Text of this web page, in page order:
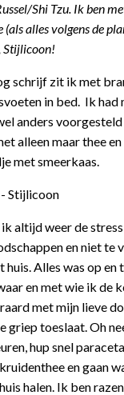
Shi Tzu. Ik ben
(als alles volgens de
Stijlicoon!
schrijf zit ik met
in bed. Ik had
anders voorgesteld
alleen maar thee en
met smeerkaas.
altijd weer de
en niet te
huis. Alles was op en
en met wie ik de
met mijn lieve
griep toeslaat. Oh
hup snel
en gaan
halen. Ik ben